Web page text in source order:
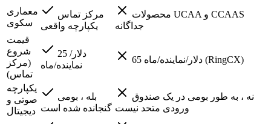
معماری
سکوی
مرکز تماس
یکپارچه واقعی
محصولات UCAA و CCAAS
جداگانه
قیمت
شروع
(مرکز
تماس)
25 دلار/
نماینده/ماه
65 دلار/نماینده/ماه (RingCX)
یکپارچه
صوتی و
دیجیتال
بله ، بومی
گنجانده شده است
نه ، به طور بومی در یک صندوق
ورودی متحد نیست